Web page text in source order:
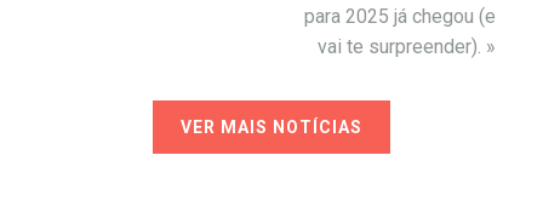
para 2025 já chegou (e
vai te surpreender). »
VER MAIS NOTÍCIAS